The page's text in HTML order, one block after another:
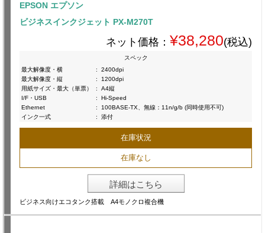
EPSON エプソン
ビジネスインクジェット PX-M270T
ネット価格： ¥38,280(税込)
スペック
最大解像度・横
:
2400dpi
最大解像度・縦
:
1200dpi
用紙サイズ・最大（単票）
:
A4縦
I/F・USB
:
Hi-Speed
Ethernet
:
100BASE-TX、無線：11n/g/b (同時使用不可)
インク一式
: 添付
在庫状況
在庫なし
詳細はこちら
ビジネス向けエコタンク搭載 A4モノクロ複合機